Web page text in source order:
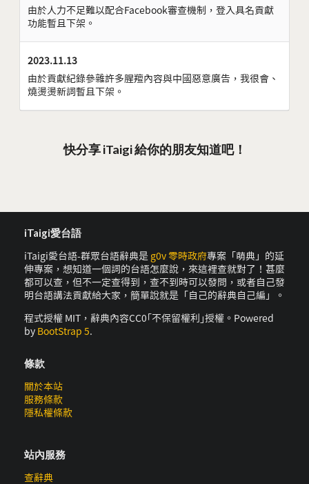
由於人力不足難以配合Facebook審查機制，登入具名貢獻
功能暫且下架。
2023.11.13
由於貢獻紀錄參雜許多腥羶內容與中國惡意廣告，我很會、
燒燙燙新詞暫且下架。
快分享 iTaigi 給你的朋友知道吧！
iTaigi愛台語
iTaigi愛台語-群眾台語辭典是 g0v 零時政府專案「萌典」的延
伸專案，想知道一個詞的台語怎麼說，來這裡查就對了！甚麼
都可以查，但不一定查得到，查不到時可以發問，或者自己發
明台語講法貢獻給大家，簡單說就是「自己的辭典自己編」。
程式授權 MIT，辭典內容CC0｢不保留權利｣授權。Powered
by BootStrap 5.
條款
關於本站
服務條款
隱私權條款
站內服務
查辭典